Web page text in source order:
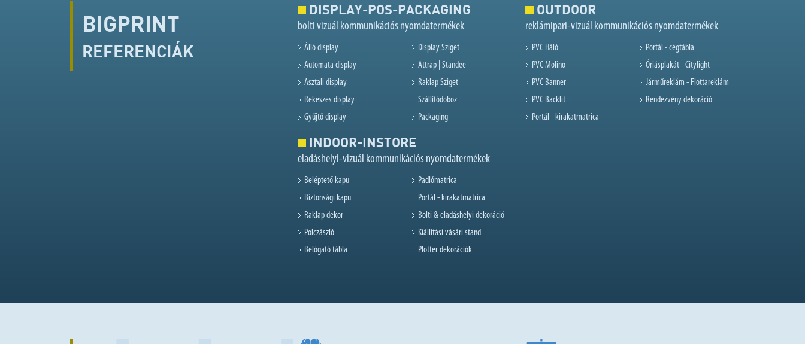
BIGPRINT
REFERENCIÁK
DISPLAY-POS-PACKAGING
bolti vizuál kommunikációs nyomdatermékek
Álló display
Automata display
Asztali display
Rekeszes display
Gyűjtő display
Display Sziget
Attrap | Standee
Raklap Sziget
Szállítódoboz
Packaging
OUTDOOR
reklámipari-vizuál kommunikációs nyomdatermékek
PVC Háló
PVC Molino
PVC Banner
PVC Backlit
Portál - kirakatmatrica
Portál - cégtábla
Óriásplakát - Citylight
Járműreklám - Flottareklám
Rendezvény dekoráció
INDOOR-INSTORE
eladáshelyi-vizuál kommunikációs nyomdatermékek
Beléptető kapu
Biztonsági kapu
Raklap dekor
Polczászló
Belógató tábla
Padlómatrica
Portál - kirakatmatrica
Bolti & eladáshelyi dekoráció
Kiállítási vásári stand
Plotter dekorációk